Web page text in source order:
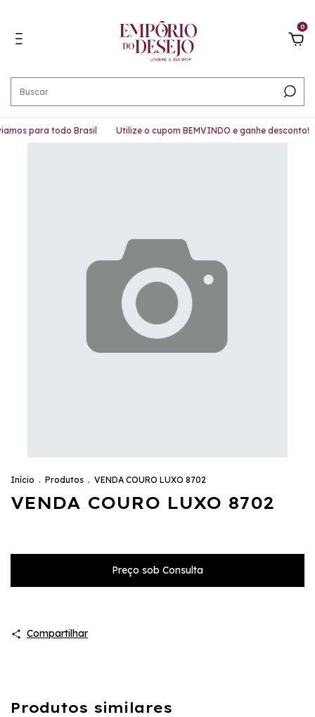
0
para todo Brasil Utilize o cupom BEMVINDO e ganhe desconto!
Início . Produtos . VENDA COURO LUXO 8702
VENDA COURO LUXO 8702
Compartilhar
Produtos similares